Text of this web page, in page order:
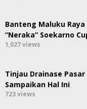
Banteng Maluku Raya
“Neraka” Soekarno
1,027 views
Tinjau Drainase
Sampaikan Hal Ini
723 views